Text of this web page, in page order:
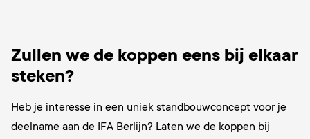
Zullen we de koppen eens bij elkaar
steken?
Heb je interesse in een uniek standbouwconcept voor je
deelname aan de IFA Berlijn? Laten we de koppen bij